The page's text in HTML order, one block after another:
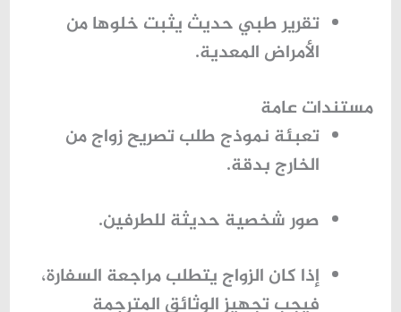
تقرير طبي حديث يثبت خلوها من
الأمراض المعدية.
مستندات عامة
تعبئة نموذج طلب تصريح زواج من
الخارج بدقة.
صور شخصية حديثة للطرفين.
إذا كان الزواج يتطلب مراجعة السفارة،
فيجب تجهيز الوثائق المترجمة